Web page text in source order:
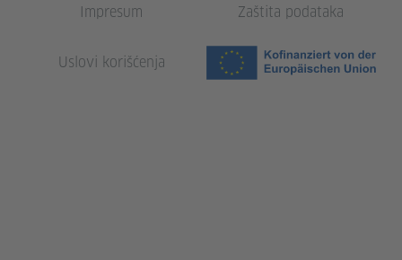
Impresum Zaštita podataka
Uslovi korišćenja